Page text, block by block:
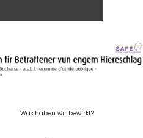
Was haben wir bewirkt?